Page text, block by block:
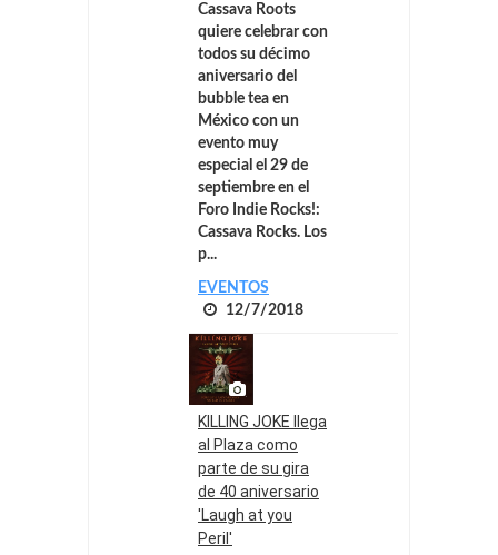
Cassava Roots
quiere celebrar con
todos su décimo
aniversario del
bubble tea en
México con un
evento muy
especial el 29 de
septiembre en el
Foro Indie Rocks!:
Cassava Rocks. Los
p...
EVENTOS
12/7/2018
KILLING JOKE llega
al Plaza como
parte de su gira
de 40 aniversario
'Laugh at you
Peril'